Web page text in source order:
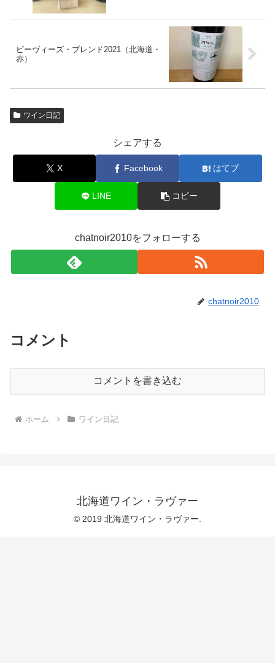
ピーヴィーズ・ブレンド2021（北海道・
赤）
ワイン日記
シェアする
X Facebook はてブ
LINE コピー
chatnoir2010をフォローする
chatnoir2010
コメント
コメントを書き込む
ホーム ワイン日記
北海道ワイン・ラヴァー
© 2019 北海道ワイン・ラヴァー.